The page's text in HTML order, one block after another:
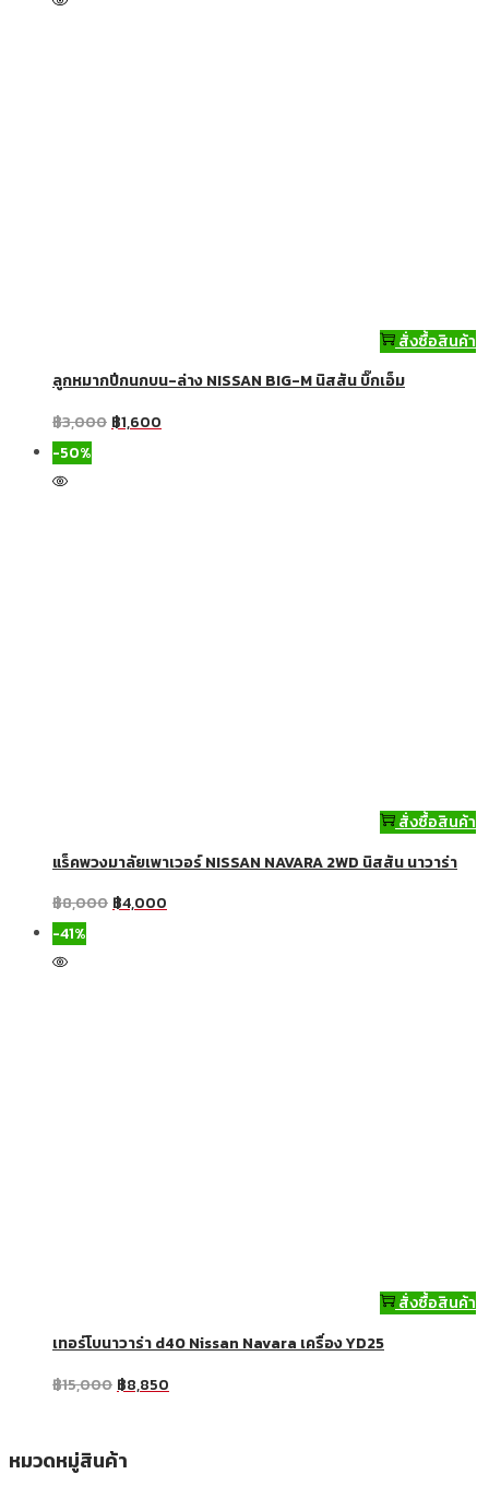
สั่งซื้อสินค้า
ลูกหมากปีกนกบน-ล่าง NISSAN BIG-M นิสสัน บิ๊กเอ็ม
฿3,000 ฿1,600
-50%
สั่งซื้อสินค้า
แร็คพวงมาลัยเพาเวอร์ NISSAN NAVARA 2WD นิสสัน นาวาร่า
฿8,000฿4,000
-41%
สั่งซื้อสินค้า
เทอร์โบนาวาร่า d40 Nissan Navara เครื่อง YD25
฿15,000 ฿8,850
หมวดหมู่สินค้า